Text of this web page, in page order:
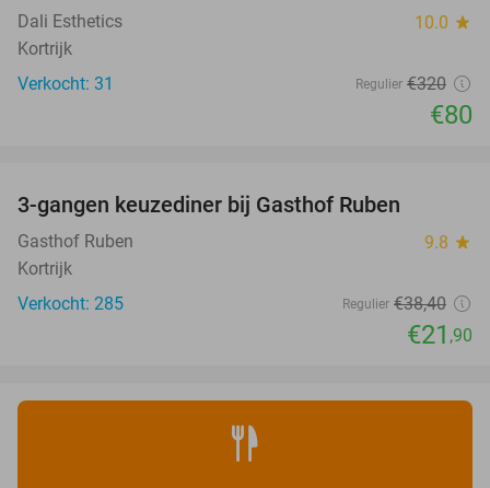
Dali Esthetics 10.0 star
Kortrijk
Verkocht: 31
Regulier €320
€80
3-gangen keuzediner bij Gasthof Ruben
Gasthof Ruben 9.8 star
Kortrijk
Verkocht: 285
Regulier €38,40
€21 ,90